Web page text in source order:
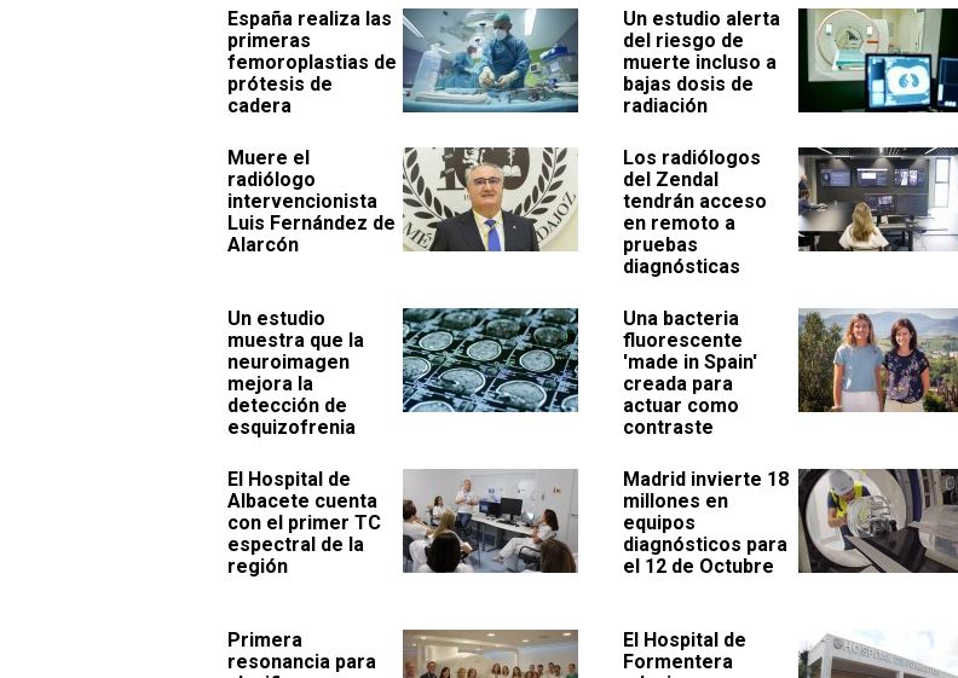
España realiza las
primeras
femoroplastias de
prótesis de
cadera
Un estudio alerta
del riesgo de
muerte incluso a
bajas dosis de
radiación
Muere el
radiólogo
intervencionista
Luis Fernández de
Alarcón
Los radiólogos
del Zendal
tendrán acceso
en remoto a
pruebas
diagnósticas
Un estudio
muestra que la
neuroimagen
mejora la
detección de
esquizofrenia
Una bacteria
fluorescente
'made in Spain'
creada para
actuar como
contraste
El Hospital de
Albacete cuenta
con el primer TC
espectral de la
región
Madrid invierte 18
millones en
equipos
diagnósticos para
el 12 de Octubre
Primera
resonancia para
El Hospital de
Formentera